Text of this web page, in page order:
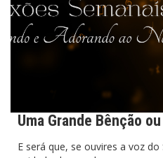
Uma Grande Bênção
E será que, se ouvires a voz